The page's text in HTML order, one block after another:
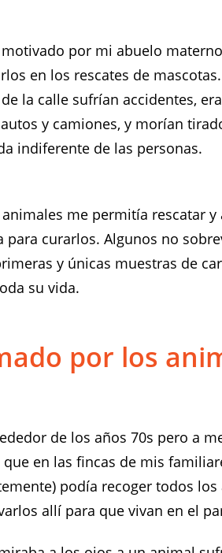
por mi abuelo
en los rescates de
la calle sufrían accidentes,
y camiones, y morían
indiferente de las personas.
me permitía rescatar y
para curarlos. Algunos no
y únicas muestras de
su vida.
por los
de los años 70s pero a
en las fincas de mis
podía recoger todos los
allí para que vivan en el